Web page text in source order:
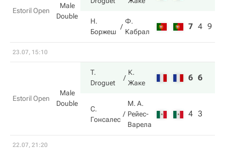
Estoril Open
Male
Double
Н.
Боржеш
Ф.
Кабрал
7 4 9
23.07, 15:10
Estoril Open
Male
Double
T.
Droguet
К.
Жаке
6 6
С.
Гонсалес
М. А.
Рейес-
Варела
4 3
22.07, 21:20